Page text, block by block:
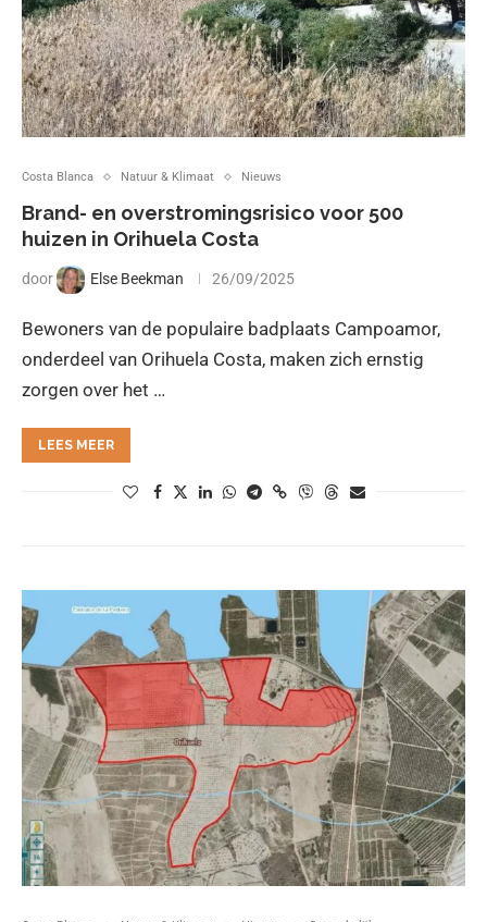
Costa Blanca Natuur & Klimaat Nieuws
Brand- en overstromingsrisico voor 500
huizen in Orihuela Costa
door Else Beekman 26/09/2025
Bewoners van de populaire badplaats Campoamor,
onderdeel van Orihuela Costa, maken zich ernstig
zorgen over het …
LEES MEER